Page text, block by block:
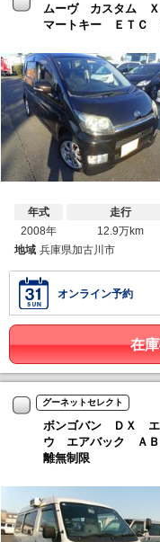
ムーヴ カスタム
マートキー ＥＴＣ
年式
2008年
走行
12.9万km
地域 兵庫県加古川市
オンライン予約
在
グーネットセレクト
ボンゴバン ＤＸ
ウ エアバック Ａ
離無制限